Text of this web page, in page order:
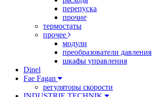
перепуска
прочие
термостаты
прочее
модули
преобразователи давления
шкафы управления
Dinel
Fae Fagan
регуляторы скорости